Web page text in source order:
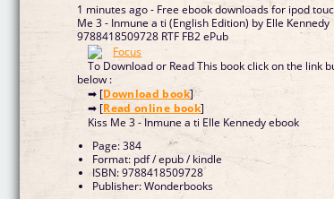
1 minutes ago - Free ebook downloads for ipod
Me 3 - Inmune a ti (English Edition) by Elle Kennedy
9788418509728 RTF FB2 ePub
To Download or Read This book click on the link
below :
➡ [Download book]
➡ [Read online book]
Kiss Me 3 - Inmune a ti Elle Kennedy ebook
Page: 384
Format: pdf / epub / kindle
ISBN: 9788418509728
Publisher: Wonderbooks